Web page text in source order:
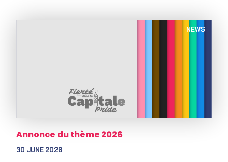
NEWS
Annonce du thème 2026
30 JUNE 2026